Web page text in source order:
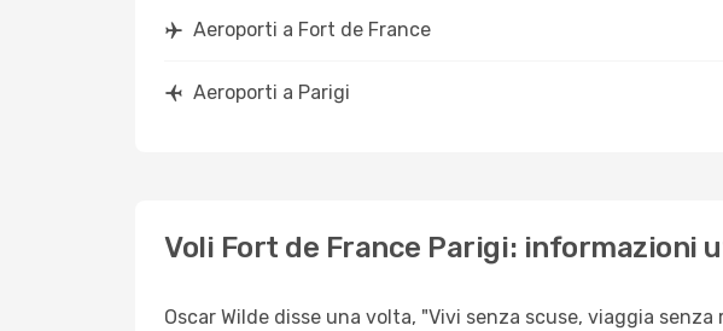
Aeroporti a Fort de France
Aeroporti a Parigi
Voli Fort de France Parigi: informazioni
Oscar Wilde disse una volta, "Vivi senza scuse, viaggia